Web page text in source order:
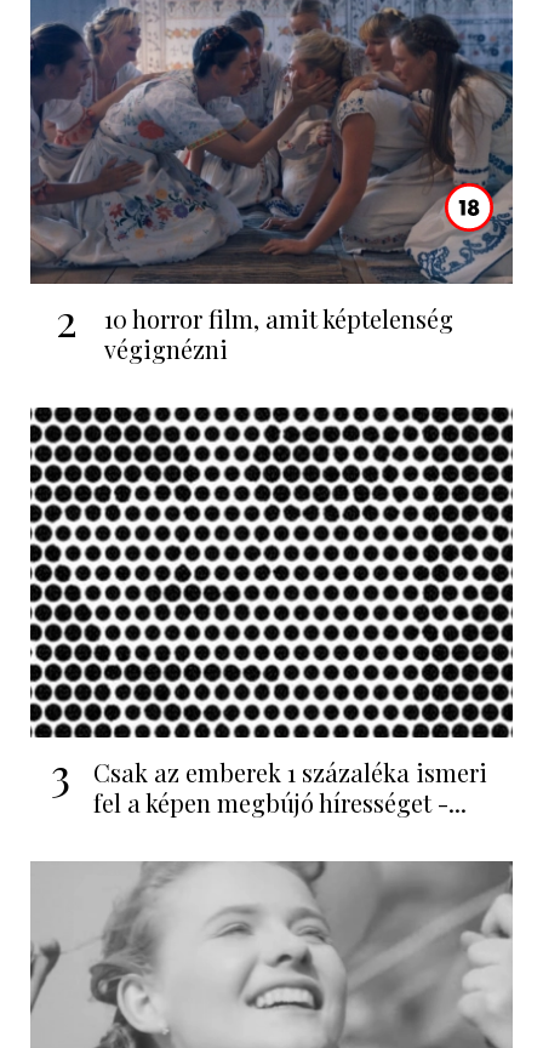
2
10 horror film, amit képtelenség
végignézni
3
Csak az emberek 1 százaléka ismeri
fel a képen megbújó hírességet -...